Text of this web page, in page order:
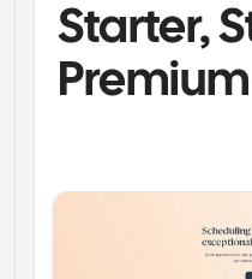
Starter,